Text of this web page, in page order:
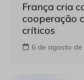
França cria
cooperação
críticos
6 de agosto de